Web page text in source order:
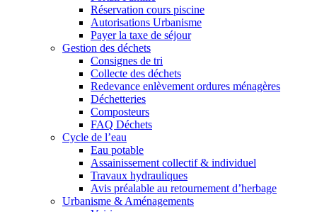
Réservation cours piscine
Autorisations Urbanisme
Payer la taxe de séjour
Gestion des déchets
Consignes de tri
Collecte des déchets
Redevance enlèvement ordures ménagères
Déchetteries
Composteurs
FAQ Déchets
Cycle de l’eau
Eau potable
Assainissement collectif & individuel
Travaux hydrauliques
Avis préalable au retournement d’herbage
Urbanisme & Aménagements